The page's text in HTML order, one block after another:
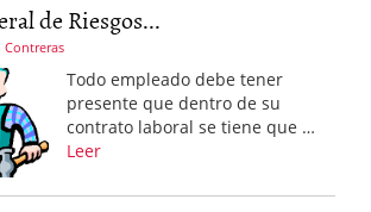
de Riesgos...
Contreras
Todo empleado debe tener
presente que dentro de su
contrato laboral se tiene que …
Leer